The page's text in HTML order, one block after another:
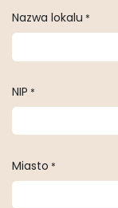
Nazwa lokalu *
NIP *
Miasto *